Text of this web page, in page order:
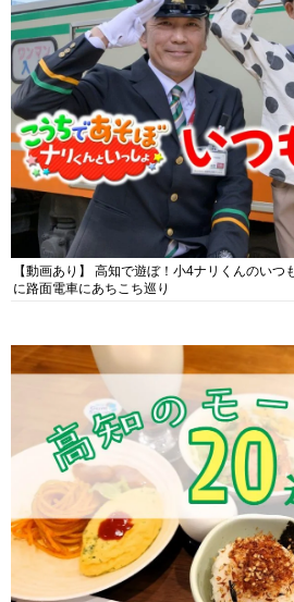
【動画あり】 高知で遊ぼ！小4ナリくんのい
に路面電車にあちこち巡り